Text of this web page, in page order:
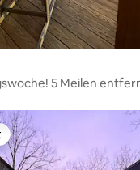
5 Meilen